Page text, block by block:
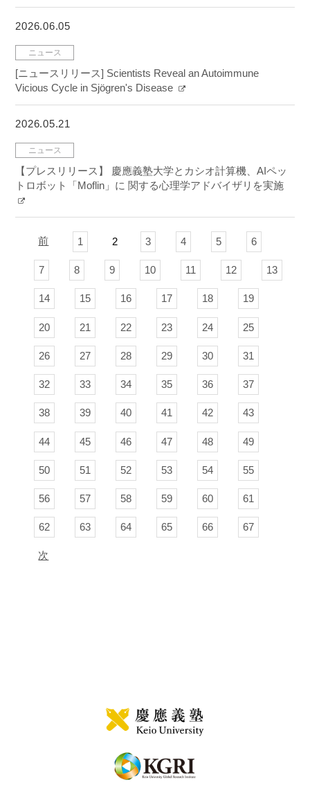
2026.06.05
ニュース
[ニュースリリース] Scientists Reveal an Autoimmune
Vicious Cycle in Sjögren's Disease
2026.05.21
ニュース
【プレスリリース】 慶應義塾大学とカシオ計算機、AIペッ
トロボット「Moflin」に 関する心理学アドバイザリを実施
前 1 2 3 4 5 6
7 8 9 10 11 12 13
14 15 16 17 18 19
20 21 22 23 24 25
26 27 28 29 30 31
32 33 34 35 36 37
38 39 40 41 42 43
44 45 46 47 48 49
50 51 52 53 54 55
56 57 58 59 60 61
62 63 64 65 66 67
次